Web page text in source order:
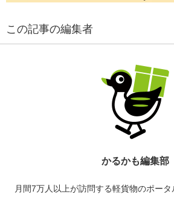
この記事の編集者
かるかも編集部
月間7万人以上が訪問する軽貨物のポー